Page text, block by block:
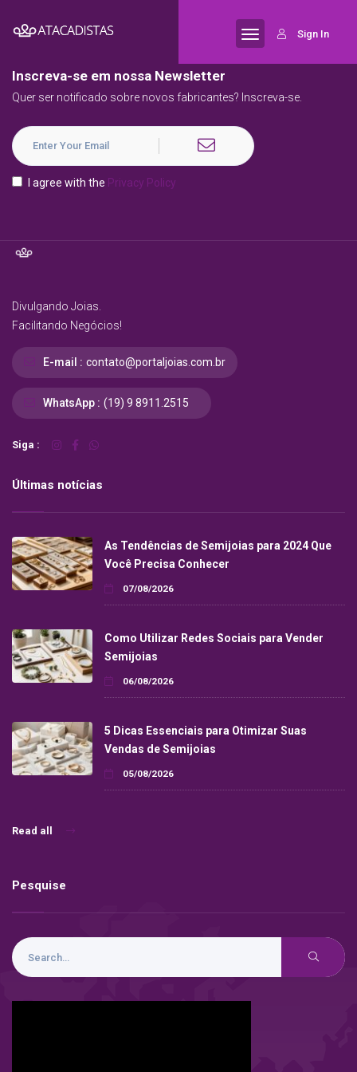
Sign In
Inscreva-se em nossa Newsletter
Quer ser notificado sobre novos fabricantes? Inscreva-se.
I agree with the Privacy Policy
Divulgando Joias.
Facilitando Negócios!
E-mail : contato@portaljoias.com.br
WhatsApp : (19) 9 8911.2515
Siga :
Últimas notícias
As Tendências de Semijoias para 2024 Que
Você Precisa Conhecer
07/08/2026
Como Utilizar Redes Sociais para Vender
Semijoias
06/08/2026
5 Dicas Essenciais para Otimizar Suas
Vendas de Semijoias
05/08/2026
Read all
Pesquise